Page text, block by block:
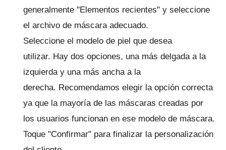
generalmente "Elementos recientes" y seleccione
el archivo de máscara adecuado.
Seleccione el modelo de piel que desea
utilizar. Hay dos opciones, una más delgada a la
izquierda y una más ancha a la
derecha. Recomendamos elegir la opción correcta
ya que la mayoría de las máscaras creadas por
los usuarios funcionan en ese modelo de máscara.
Toque "Confirmar" para finalizar la personalización